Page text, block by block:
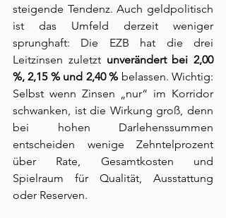
steigende Tendenz. Auch geldpolitisch
ist das Umfeld derzeit weniger
sprunghaft: Die EZB hat die drei
Leitzinsen zuletzt unverändert bei 2,00
%, 2,15 % und 2,40 % belassen. Wichtig:
Selbst wenn Zinsen „nur“ im Korridor
schwanken, ist die Wirkung groß, denn
bei hohen Darlehenssummen
entscheiden wenige Zehntelprozent
über Rate, Gesamtkosten und
Spielraum für Qualität, Ausstattung
oder Reserven.